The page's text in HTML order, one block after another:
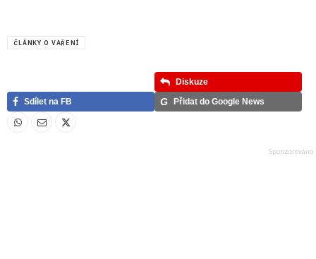
ČLÁNKY O VAŘENÍ
Diskuze
Sdílet na FB
G Přidat do Google News